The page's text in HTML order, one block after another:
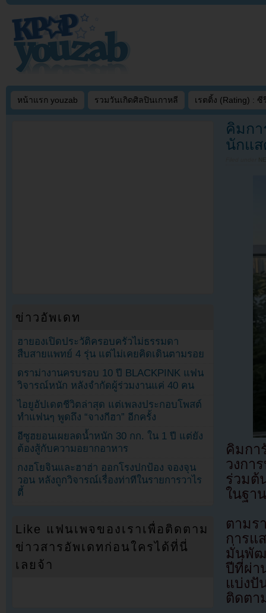
หน้าแรก youzab รวมวันเกิดศิลปินเกาหลี เรตติ้ง (Rating) : ซี
คิมก
นักแส
คิมกา
วงกา
ร่วมต้
ในฐา
ตามร
การแ
มั่นพัฒ
ปีที่ผ่า
แบ่งปั
ติดตา
ข่าวอัพเดท
ฮายองเปิดประวัติครอบครัวไม่ธรรมดา
สืบสายแพทย์ 4 รุ่น แต่ไม่เคยคิดเดินตามรอย
ดราม่างานครบรอบ 10 ปี BLACKPINK แฟน
วิจารณ์หนัก หลังจำกัดผู้ร่วมงานแค่ 40 คน
ไอยูอัปเดตชีวิตล่าสุด แต่เพลงประกอบโพสต์
ทำแฟนๆ พูดถึง “จางกีฮา” อีกครั้ง
อีซูฮยอนเผยลดน้ำหนัก 30 กก. ใน 1 ปี แต่ยัง
ต้องสู้กับความอยากอาหาร
กงฮโยจินและฮาฮ่า ออกโรงปกป้อง จองจุน
วอน หลังถูกวิจารณ์เรื่องท่าทีในรายการวาไร
ตี้
Like แฟนเพจของเราเพื่อติดตาม
ข่าวสารอัพเดทก่อนใครได้ที่นี่
เลยจ้า